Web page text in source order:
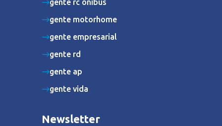
gente rc ônibus
gente motorhome
gente empresarial
gente rd
gente ap
gente vida
Newsletter